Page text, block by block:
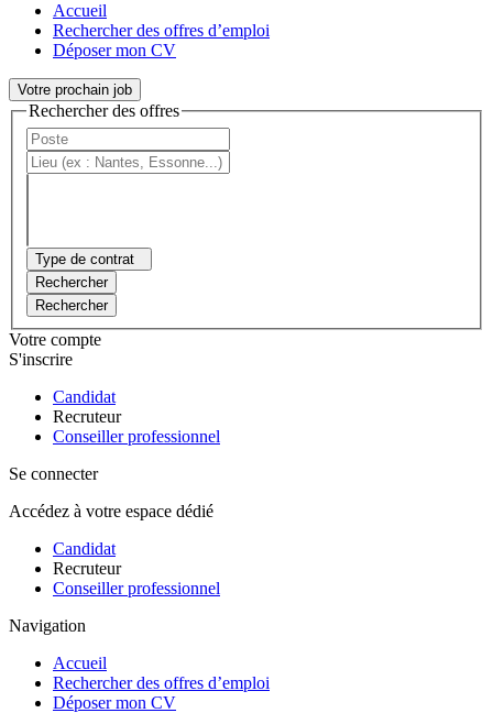
Accueil
Rechercher des offres d’emploi
Déposer mon CV
Votre prochain job
Rechercher des offres
Type de contrat
Rechercher
Rechercher
Votre compte
S'inscrire
Candidat
Recruteur
Conseiller professionnel
Se connecter
Accédez à votre espace dédié
Candidat
Recruteur
Conseiller professionnel
Navigation
Accueil
Rechercher des offres d’emploi
Déposer mon CV